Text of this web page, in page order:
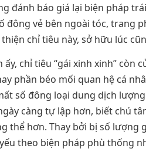
đánh báo giá lại biện pháp
đông vẻ bên ngoài tóc, trang
chỉ tiêu này, sở hữu lúc
ấy, chỉ tiêu “gái xinh xinh”
phần béo mối quan hệ cá
số đông loại dung dịch
càng tự lập hơn, biết chú
thể hơn. Thay bởi bị số
theo biện pháp phù thống